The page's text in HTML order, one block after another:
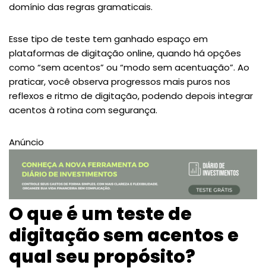
domínio das regras gramaticais.
Esse tipo de teste tem ganhado espaço em
plataformas de digitação online, quando há opções
como “sem acentos” ou “modo sem acentuação”. Ao
praticar, você observa progressos mais puros nos
reflexos e ritmo de digitação, podendo depois integrar
acentos à rotina com segurança.
Anúncio
O que é um teste de
digitação sem acentos e
qual seu propósito?